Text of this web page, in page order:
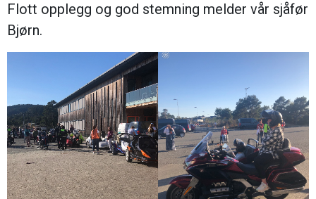
Flott opplegg og god stemning melder vår sjåfør
Bjørn.